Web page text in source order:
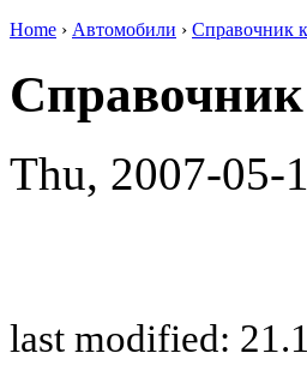
Home › Автомобили › Справочник
Thu, 2007-
last modified: